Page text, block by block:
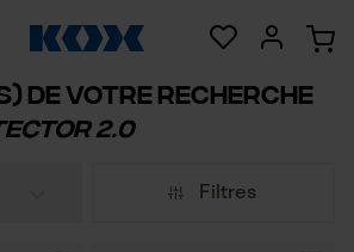
de votre recherche
2.0
Filtres